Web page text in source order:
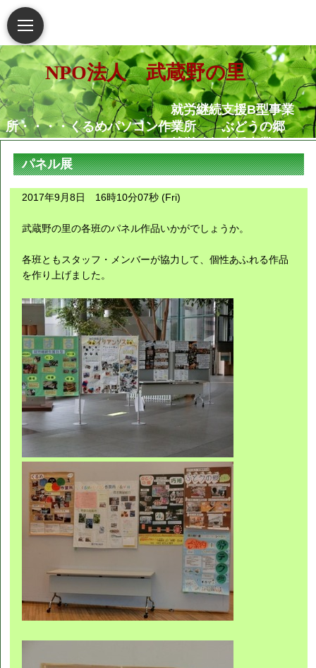
NPO法人 武蔵野の里
就労継続支援B型事業
所・・・・くるめパソコン作業所 ぶどうの郷
就労移行支援事業
所・・・・・・くるめパソコン作業所
相談支援センター武蔵野
の里
就労定着支援センターつ
障害がある人もない人も共に生き
パネル展
2017年9月8日 16時10分07秒 (Fri)
武蔵野の里の各班のパネル作品いかがでしょうか。
各班ともスタッフ・メンバーが協力して、個性あふれる作品
を作り上げました。